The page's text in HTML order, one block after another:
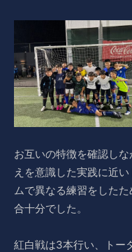
お互いの特徴を確認し
えを意識した実践に近
ムで異なる練習をした
合十分でした。
紅白戦は3本行い、トー